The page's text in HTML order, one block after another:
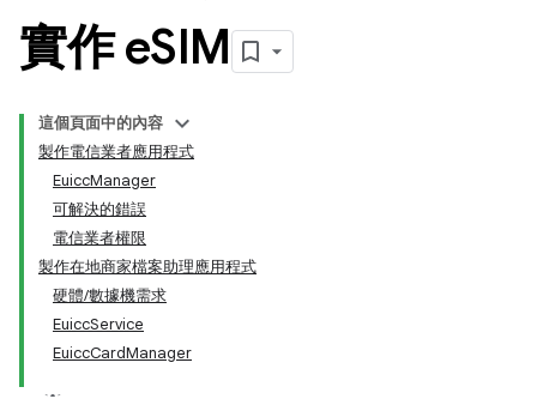
實作 eSIM
這個頁面中的內容
製作電信業者應用程式
EuiccManager
可解決的錯誤
電信業者權限
製作在地商家檔案助理應用程式
硬體/數據機需求
EuiccService
EuiccCardManager